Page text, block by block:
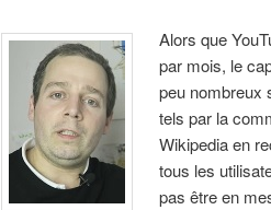
Alors que
par mois, le
peu nombreux
tels par la
Wikipedia en
tous les
pas être en